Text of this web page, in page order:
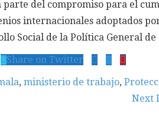
parte del compromiso para el
internacionales adoptados
Social de la Política General de
Share on Twitter
, ministerio de trabajo,
Next